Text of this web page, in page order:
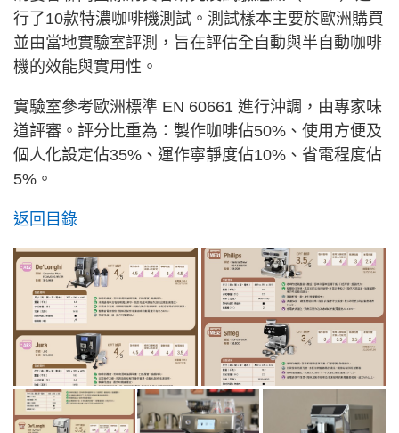
行了10款特濃咖啡機測試。測試樣本主要於歐洲購買
並由當地實驗室評測，旨在評估全自動與半自動咖啡
機的效能與實用性。
實驗室參考歐洲標準 EN 60661 進行沖調，由專家味
道評審。評分比重為：製作咖啡佔50%、使用方便及
個人化設定佔35%、運作寧靜度佔10%、省電程度佔
5%。
返回目錄